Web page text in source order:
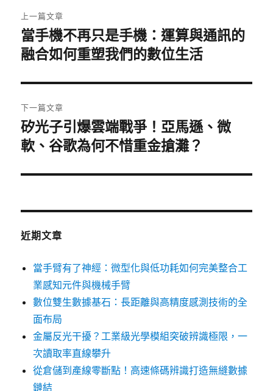
章
導
覽
上一篇文章
上
一
文
章:
當手機不再只是手機：運算與通訊的
融合如何重塑我們的數位生活
下一篇文章
下
一
文
矽光子引爆雲端戰爭！亞馬遜、微
軟、谷歌為何不惜重金搶灘？
近期文章
當手臂有了神經：微型化與低功耗如何完美整合工
業感知元件與機械手臂
數位雙生數據基石：長距離與高精度感測技術的全
面布局
金屬反光干擾？工業級光學模組突破辨識極限，一
次讀取率直線攀升
從倉儲到產線零斷點！高速條碼辨識打造無縫數據
鏈結